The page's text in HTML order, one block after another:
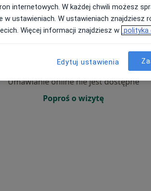
Wt, Śr,
Umawianie online nie jest dostępne
Poproś o wizytę
internetowych. W każdej chwili możesz
ustawieniach. W ustawieniach znajdziesz
Więcej informacji znajdziesz w polityka
Edytuj ustawienia